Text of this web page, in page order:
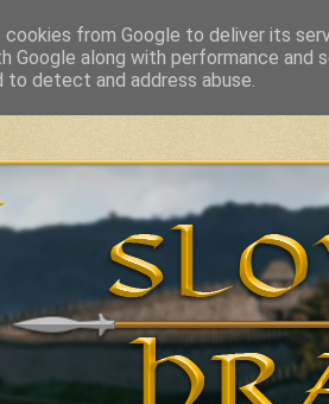
Settlements in Slovakia and related
cookies from Google to deliver its
Google along with performance
to detect and address abuse.